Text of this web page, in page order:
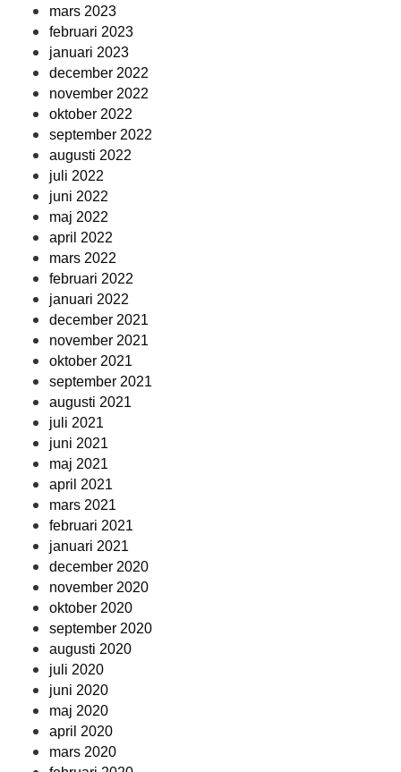
mars 2023
februari 2023
januari 2023
december 2022
november 2022
oktober 2022
september 2022
augusti 2022
juli 2022
juni 2022
maj 2022
april 2022
mars 2022
februari 2022
januari 2022
december 2021
november 2021
oktober 2021
september 2021
augusti 2021
juli 2021
juni 2021
maj 2021
april 2021
mars 2021
februari 2021
januari 2021
december 2020
november 2020
oktober 2020
september 2020
augusti 2020
juli 2020
juni 2020
maj 2020
april 2020
mars 2020